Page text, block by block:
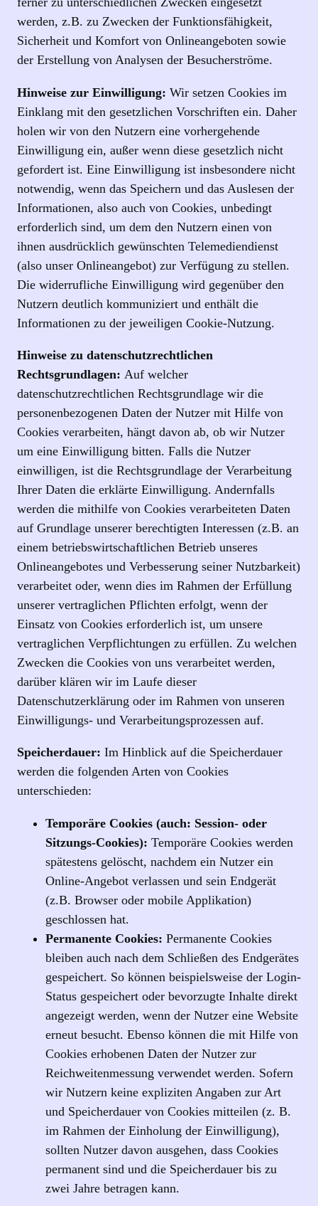
werden, z.B. zu Zwecken der Funktionsfähigkeit,
Sicherheit und Komfort von Onlineangeboten sowie
der Erstellung von Analysen der Besucherströme.
Hinweise zur Einwilligung: Wir setzen Cookies im
Einklang mit den gesetzlichen Vorschriften ein. Daher
holen wir von den Nutzern eine vorhergehende
Einwilligung ein, außer wenn diese gesetzlich nicht
gefordert ist. Eine Einwilligung ist insbesondere nicht
notwendig, wenn das Speichern und das Auslesen der
Informationen, also auch von Cookies, unbedingt
erforderlich sind, um dem den Nutzern einen von
ihnen ausdrücklich gewünschten Telemediendienst
(also unser Onlineangebot) zur Verfügung zu stellen.
Die widerrufliche Einwilligung wird gegenüber den
Nutzern deutlich kommuniziert und enthält die
Informationen zu der jeweiligen Cookie-Nutzung.
Hinweise zu datenschutzrechtlichen
Rechtsgrundlagen: Auf welcher
datenschutzrechtlichen Rechtsgrundlage wir die
personenbezogenen Daten der Nutzer mit Hilfe von
Cookies verarbeiten, hängt davon ab, ob wir Nutzer
um eine Einwilligung bitten. Falls die Nutzer
einwilligen, ist die Rechtsgrundlage der Verarbeitung
Ihrer Daten die erklärte Einwilligung. Andernfalls
werden die mithilfe von Cookies verarbeiteten Daten
auf Grundlage unserer berechtigten Interessen (z.B. an
einem betriebswirtschaftlichen Betrieb unseres
Onlineangebotes und Verbesserung seiner Nutzbarkeit)
verarbeitet oder, wenn dies im Rahmen der Erfüllung
unserer vertraglichen Pflichten erfolgt, wenn der
Einsatz von Cookies erforderlich ist, um unsere
vertraglichen Verpflichtungen zu erfüllen. Zu welchen
Zwecken die Cookies von uns verarbeitet werden,
darüber klären wir im Laufe dieser
Datenschutzerklärung oder im Rahmen von unseren
Einwilligungs- und Verarbeitungsprozessen auf.
Speicherdauer: Im Hinblick auf die Speicherdauer
werden die folgenden Arten von Cookies
unterschieden:
Temporäre Cookies (auch: Session- oder
Sitzungs-Cookies): Temporäre Cookies werden
spätestens gelöscht, nachdem ein Nutzer ein
Online-Angebot verlassen und sein Endgerät
(z.B. Browser oder mobile Applikation)
geschlossen hat.
Permanente Cookies: Permanente Cookies
bleiben auch nach dem Schließen des Endgerätes
gespeichert. So können beispielsweise der Login-
Status gespeichert oder bevorzugte Inhalte direkt
angezeigt werden, wenn der Nutzer eine Website
erneut besucht. Ebenso können die mit Hilfe von
Cookies erhobenen Daten der Nutzer zur
Reichweitenmessung verwendet werden. Sofern
wir Nutzern keine expliziten Angaben zur Art
und Speicherdauer von Cookies mitteilen (z. B.
im Rahmen der Einholung der Einwilligung),
sollten Nutzer davon ausgehen, dass Cookies
permanent sind und die Speicherdauer bis zu
zwei Jahre betragen kann.